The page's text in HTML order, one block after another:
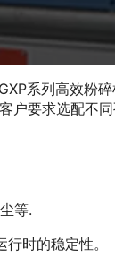
系列高效粉
要求选配不
等.
时的稳定性。